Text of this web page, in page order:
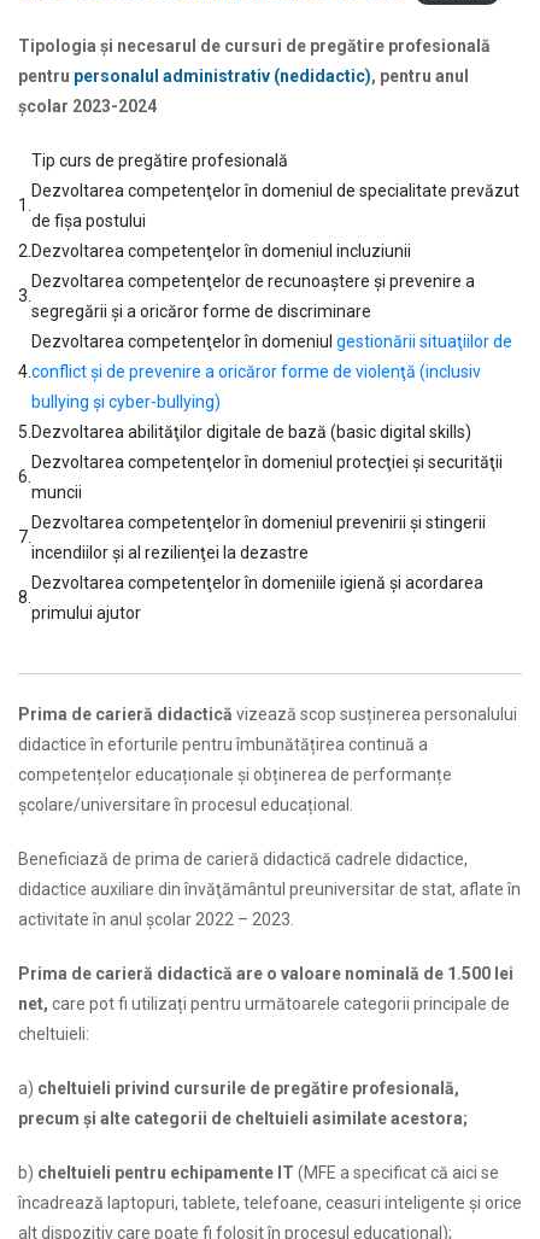
Tipologia şi necesarul de cursuri de pregătire profesională
pentru personalul administrativ (nedidactic), pentru anul
şcolar 2023-2024
Tip curs de pregătire profesională
1.
Dezvoltarea competenţelor în domeniul de specialitate prevăzut
de fişa postului
2. Dezvoltarea competenţelor în domeniul incluziunii
3.
Dezvoltarea competenţelor de recunoaştere şi prevenire a
segregării şi a oricăror forme de discriminare
4.
Dezvoltarea competenţelor în domeniul gestionării situaţiilor de
conflict şi de prevenire a oricăror forme de violenţă (inclusiv
bullying şi cyber-bullying)
5. Dezvoltarea abilităţilor digitale de bază (basic digital skills)
6.
Dezvoltarea competenţelor în domeniul protecţiei şi securităţii
muncii
7.
Dezvoltarea competenţelor în domeniul prevenirii şi stingerii
incendiilor şi al rezilienţei la dezastre
8.
Dezvoltarea competenţelor în domeniile igienă şi acordarea
primului ajutor
Prima de carieră didactică vizează scop susținerea personalului
didactice în eforturile pentru îmbunătățirea continuă a
competențelor educaționale și obținerea de performanțe
școlare/universitare în procesul educațional.
Beneficiază de prima de carieră didactică cadrele didactice,
didactice auxiliare din învăţământul preuniversitar de stat, aflate în
activitate în anul şcolar 2022 – 2023.
Prima de carieră didactică are o valoare nominală de 1.500 lei
net, care pot fi utilizați pentru următoarele categorii principale de
cheltuieli:
a) cheltuieli privind cursurile de pregătire profesională,
precum și alte categorii de cheltuieli asimilate acestora;
b) cheltuieli pentru echipamente IT (MFE a specificat că aici se
încadrează laptopuri, tablete, telefoane, ceasuri inteligente şi orice
alt dispozitiv care poate fi folosit în procesul educațional);